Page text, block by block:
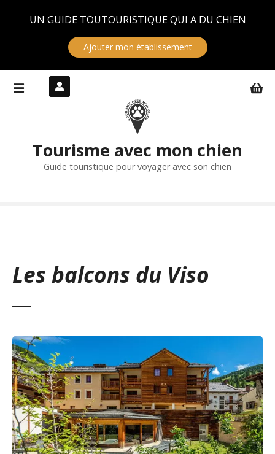
UN GUIDE TOUTOURISTIQUE QUI A DU CHIEN
Ajouter mon établissement
Tourisme avec mon chien
Guide touristique pour voyager avec son chien
Les balcons du Viso